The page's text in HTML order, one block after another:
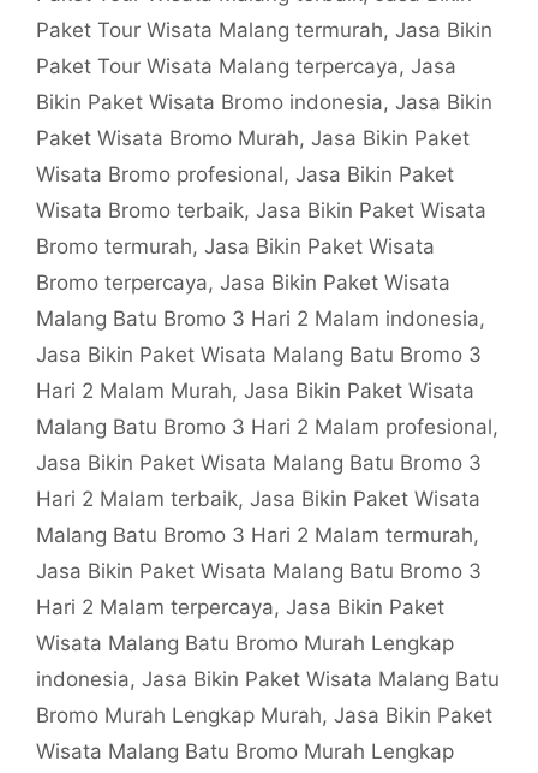
Paket Tour Wisata Malang termurah, Jasa Bikin
Paket Tour Wisata Malang terpercaya, Jasa
Bikin Paket Wisata Bromo indonesia, Jasa Bikin
Paket Wisata Bromo Murah, Jasa Bikin Paket
Wisata Bromo profesional, Jasa Bikin Paket
Wisata Bromo terbaik, Jasa Bikin Paket Wisata
Bromo termurah, Jasa Bikin Paket Wisata
Bromo terpercaya, Jasa Bikin Paket Wisata
Malang Batu Bromo 3 Hari 2 Malam indonesia,
Jasa Bikin Paket Wisata Malang Batu Bromo 3
Hari 2 Malam Murah, Jasa Bikin Paket Wisata
Malang Batu Bromo 3 Hari 2 Malam profesional,
Jasa Bikin Paket Wisata Malang Batu Bromo 3
Hari 2 Malam terbaik, Jasa Bikin Paket Wisata
Malang Batu Bromo 3 Hari 2 Malam termurah,
Jasa Bikin Paket Wisata Malang Batu Bromo 3
Hari 2 Malam terpercaya, Jasa Bikin Paket
Wisata Malang Batu Bromo Murah Lengkap
indonesia, Jasa Bikin Paket Wisata Malang Batu
Bromo Murah Lengkap Murah, Jasa Bikin Paket
Wisata Malang Batu Bromo Murah Lengkap